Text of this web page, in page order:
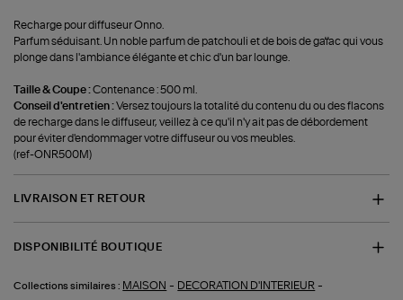
Recharge pour diffuseur Onno.
Parfum séduisant. Un noble parfum de patchouli et de bois de gaïac qui vous
plonge dans l'ambiance élégante et chic d'un bar lounge.
Taille & Coupe :Contenance : 500 ml.
Conseil d'entretien :Versez toujours la totalité du contenu du ou des flacons
de recharge dans le diffuseur, veillez à ce qu'il n'y ait pas de débordement
pour éviter d'endommager votre diffuseur ou vos meubles.
(ref-ONR500M)
LIVRAISON ET RETOUR
DISPONIBILITÉ BOUTIQUE
Collections similaires : MAISON - DECORATION D'INTERIEUR -